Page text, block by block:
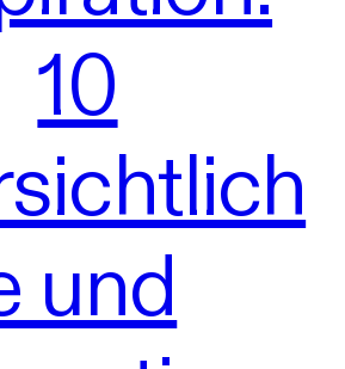
10
und